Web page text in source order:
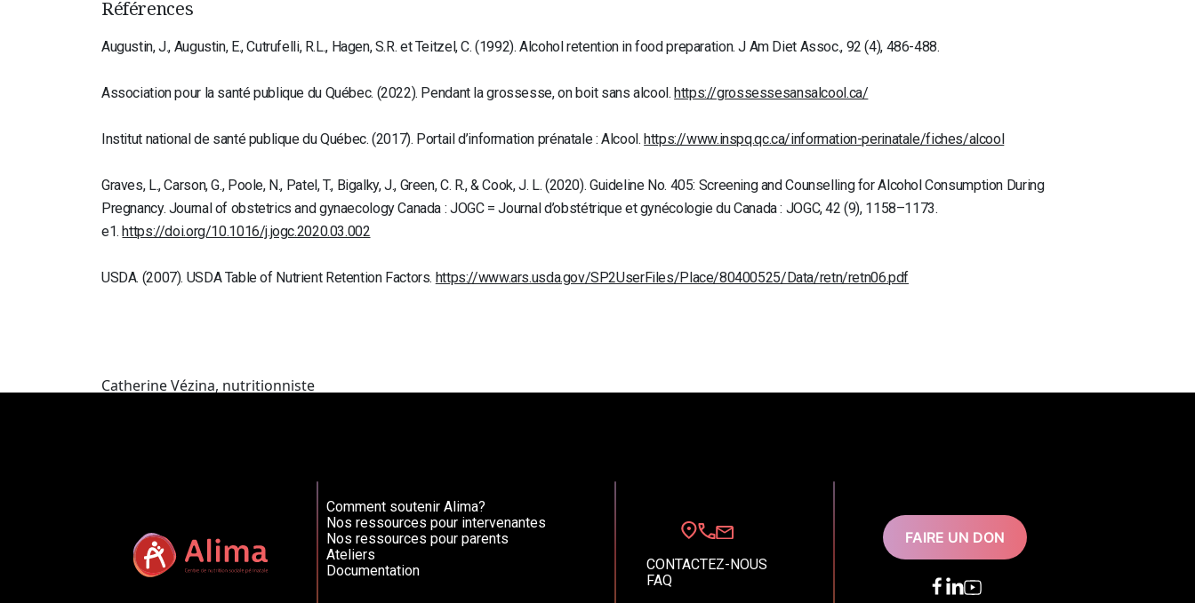
Références
Augustin, J., Augustin, E., Cutrufelli, R.L., Hagen, S.R. et Teitzel, C. (1992). Alcohol retention in food preparation. J Am Diet Assoc., 92 (4), 486-488.
Association pour la santé publique du Québec. (2022). Pendant la grossesse, on boit sans alcool.https://grossessesansalcool.ca/
Institut national de santé publique du Québec. (2017). Portail d’information prénatale : Alcool.https://www.inspq.qc.ca/information-perinatale/fiches/alcool
Graves, L., Carson, G., Poole, N., Patel, T., Bigalky, J., Green, C. R., & Cook, J. L. (2020). Guideline No. 405: Screening and Counselling for Alcohol Consumption During
Pregnancy. Journal of obstetrics and gynaecology Canada : JOGC = Journal d’obstétrique et gynécologie du Canada : JOGC, 42 (9), 1158–1173.
e1.https://doi.org/10.1016/j.jogc.2020.03.002
USDA. (2007). USDA Table of Nutrient Retention Factors. https://www.ars.usda.gov/SP2UserFiles/Place/80400525/Data/retn/retn06.pdf
Catherine Vézina, nutritionniste
Comment soutenir Alima?
Nos ressources pour intervenantes
Nos ressources pour parents
Ateliers
Documentation
CONTACTEZ-NOUS
FAQ
FAIRE UN DON